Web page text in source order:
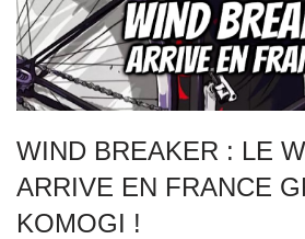
WIND BREAKER : LE
ARRIVE EN FRANCE
KOMOGI !